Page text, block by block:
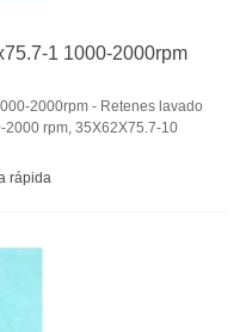
1 1000-2000rpm
2000rpm - Retenes lavado
2000 rpm, 35X62X75.7-10
rápida